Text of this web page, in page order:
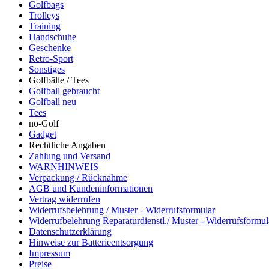
Golfbags
Trolleys
Training
Handschuhe
Geschenke
Retro-Sport
Sonstiges
Golfbälle / Tees
Golfball gebraucht
Golfball neu
Tees
no-Golf
Gadget
Rechtliche Angaben
Zahlung und Versand
WARNHINWEIS
Verpackung / Rücknahme
AGB und Kundeninformationen
Vertrag widerrufen
Widerrufsbelehrung / Muster - Widerrufsformular
Widerrufbelehrung Reparaturdienstl./ Muster -
Datenschutzerklärung
Hinweise zur Batterieentsorgung
Impressum
Preise